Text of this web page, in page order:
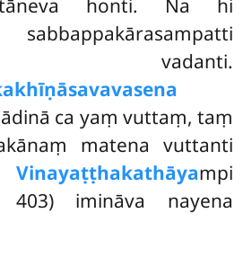
honti. Na hi
vadanti.
ca yaṃ vuttaṃ, taṃ
matena vuttanti
Vinayaṭṭhakathāyampi
403) imināva nayena